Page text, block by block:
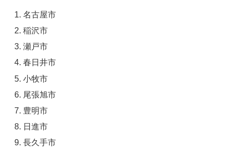
名古屋市
稲沢市
瀬戸市
春日井市
小牧市
尾張旭市
豊明市
日進市
長久手市